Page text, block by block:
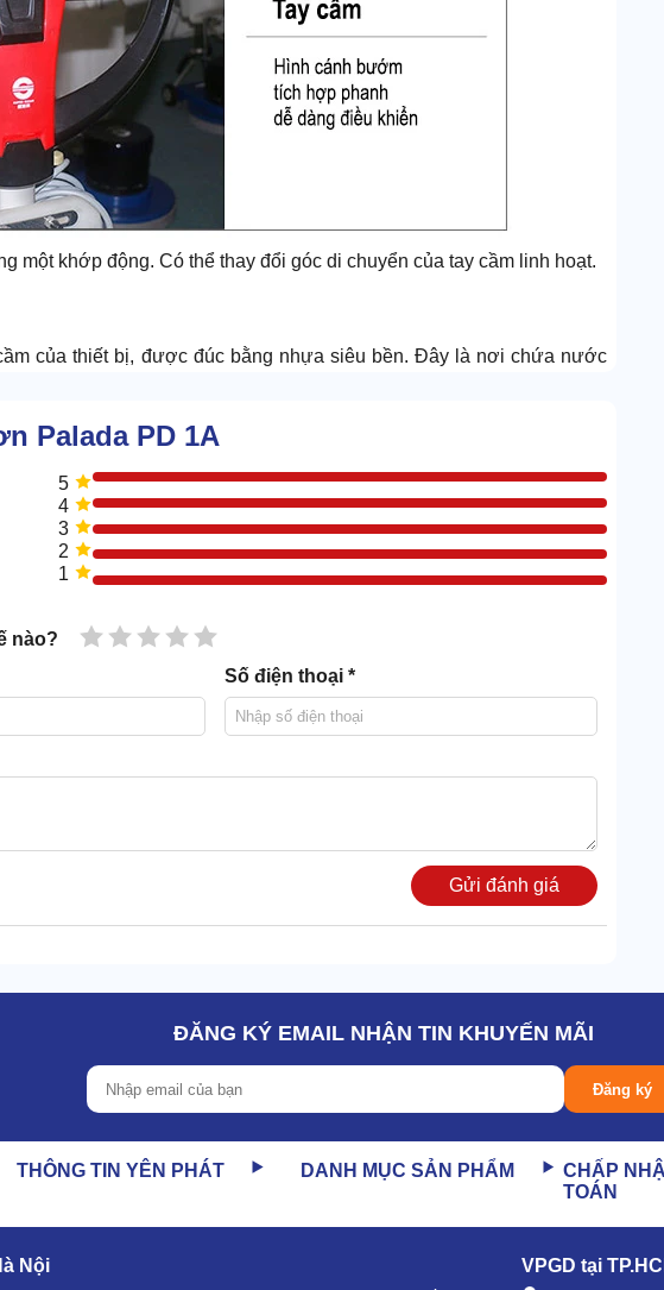
một khớp động. Có thể thay đổi góc di chuyển của tay cầm linh hoạt.
của thiết bị, được đúc bằng nhựa siêu bền. Đây là nơi chứa nước
nhẹ nên không gây áp lực cho thân tay cầm.
12m nên bạn có thể đánh máy xa khỏi ổ điện, mở rộng phạm vi vệ
chứa lõi đồng. Lớp vỏ dày nên có khả năng bảo vệ siêu tốt, hạn chế
Palada PD 1A
5
4
3
2
1
nào? 5 sao
4 sao
3 sao
2 sao
1 sao
Số điện thoại *
Gửi đánh giá
ĐĂNG KÝ EMAIL NHẬN TIN KHUYẾN MÃI
Đăng ký
THÔNG TIN YÊN PHÁT DANH MỤC SẢN PHẨM
CHẤP
TOÁN
Nội VPGD tại